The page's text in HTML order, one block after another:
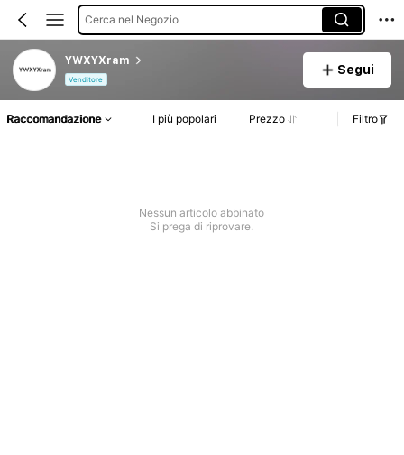
Cerca nel Negozio
YWXYXram
Venditore
Segui
Raccomandazione I più popolari Prezzo Filtro
Nessun articolo abbinato
Si prega di riprovare.